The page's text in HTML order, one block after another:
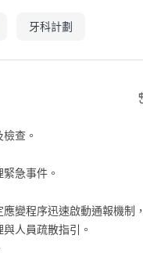
牙科計劃
查。
急事件。
變程序迅速啟動通報機制，
人員疏散指引。